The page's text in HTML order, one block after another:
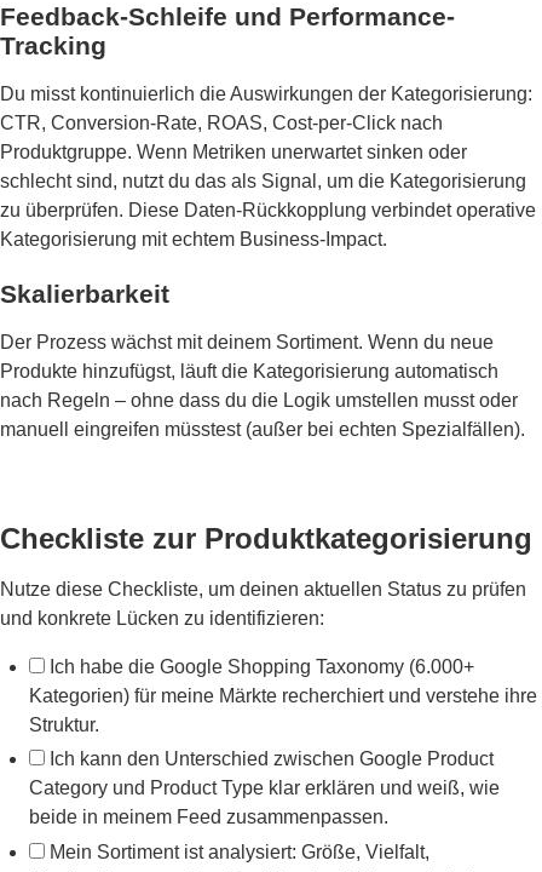
Feedback-Schleife und Performance-
Tracking
Du misst kontinuierlich die Auswirkungen der Kategorisierung:
CTR, Conversion-Rate, ROAS, Cost-per-Click nach
Produktgruppe. Wenn Metriken unerwartet sinken oder
schlecht sind, nutzt du das als Signal, um die Kategorisierung
zu überprüfen. Diese Daten-Rückkopplung verbindet operative
Kategorisierung mit echtem Business-Impact.
Skalierbarkeit
Der Prozess wächst mit deinem Sortiment. Wenn du neue
Produkte hinzufügst, läuft die Kategorisierung automatisch
nach Regeln – ohne dass du die Logik umstellen musst oder
manuell eingreifen müsstest (außer bei echten Spezialfällen).
Checkliste zur Produktkategorisierung
Nutze diese Checkliste, um deinen aktuellen Status zu prüfen
und konkrete Lücken zu identifizieren:
Ich habe die Google Shopping Taxonomy (6.000+
Kategorien) für meine Märkte recherchiert und verstehe ihre
Struktur.
Ich kann den Unterschied zwischen Google Product
Category und Product Type klar erklären und weiß, wie
beide in meinem Feed zusammenpassen.
Mein Sortiment ist analysiert: Größe, Vielfalt,